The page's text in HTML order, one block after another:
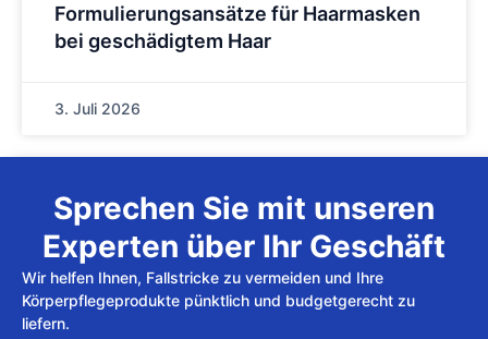
Formulierungsansätze für Haarmasken
bei geschädigtem Haar
3. Juli 2026
Sprechen Sie mit unseren
Experten über Ihr Geschäft
Wir helfen Ihnen, Fallstricke zu vermeiden und Ihre
Körperpflegeprodukte pünktlich und budgetgerecht zu
liefern.